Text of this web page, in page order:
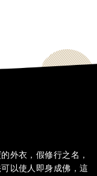
外衣，假修行之名，
以使人即身成佛，這